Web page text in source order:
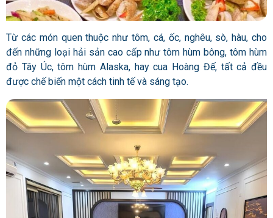
Từ các món quen thuộc như tôm, cá, ốc, nghêu, sò, hàu, cho
đến những loại hải sản cao cấp như tôm hùm bông, tôm hùm
đỏ Tây Úc, tôm hùm Alaska, hay cua Hoàng Đế, tất cả đều
được chế biến một cách tinh tế và sáng tạo.